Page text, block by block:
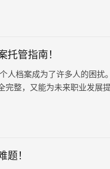
管指南！
人档案成为了许多人的困扰
完整，又能为未来职业发展
！